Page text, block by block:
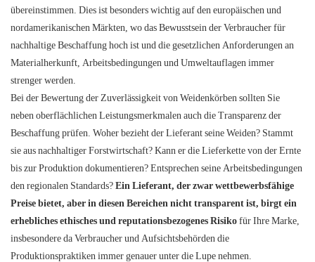
übereinstimmen. Dies ist besonders wichtig auf den europäischen und
nordamerikanischen Märkten, wo das Bewusstsein der Verbraucher für
nachhaltige Beschaffung hoch ist und die gesetzlichen Anforderungen an
Materialherkunft, Arbeitsbedingungen und Umweltauflagen immer
strenger werden.
Bei der Bewertung der Zuverlässigkeit von Weidenkörben sollten Sie
neben oberflächlichen Leistungsmerkmalen auch die Transparenz der
Beschaffung prüfen. Woher bezieht der Lieferant seine Weiden? Stammt
sie aus nachhaltiger Forstwirtschaft? Kann er die Lieferkette von der Ernte
bis zur Produktion dokumentieren? Entsprechen seine Arbeitsbedingungen
den regionalen Standards?Ein Lieferant, der zwar wettbewerbsfähige
Preise bietet, aber in diesen Bereichen nicht transparent ist, birgt ein
erhebliches ethisches und reputationsbezogenes Risikofür Ihre Marke,
insbesondere da Verbraucher und Aufsichtsbehörden die
Produktionspraktiken immer genauer unter die Lupe nehmen.